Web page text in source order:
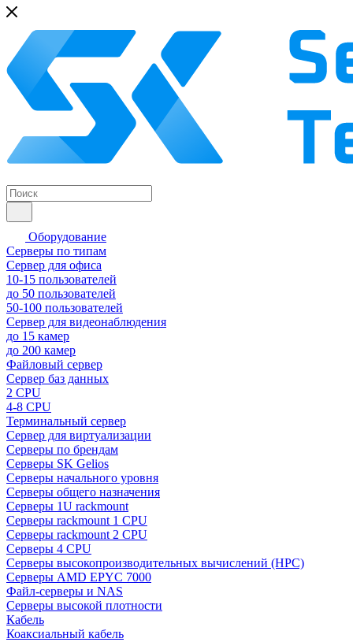
Оборудование
Серверы по типам
Сервер для офиса
10-15 пользователей
до 50 пользователей
50-100 пользователей
Сервер для видеонаблюдения
до 15 камер
до 200 камер
Файловый сервер
Сервер баз данных
2 CPU
4-8 CPU
Терминальный сервер
Сервер для виртуализации
Серверы по брендам
Серверы SK Gelios
Серверы начального уровня
Серверы общего назначения
Серверы 1U rackmount
Серверы rackmount 1 CPU
Серверы rackmount 2 CPU
Серверы 4 CPU
Серверы высокопроизводительных вычислений (HPC)
Серверы AMD EPYC 7000
Файл-серверы и NAS
Серверы высокой плотности
Кабель
Коаксиальный кабель